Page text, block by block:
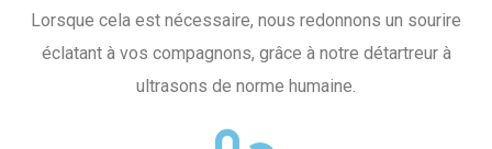
Lorsque cela est nécessaire, nous redonnons un sourire
éclatant à vos compagnons, grâce à notre détartreur à
ultrasons de norme humaine.